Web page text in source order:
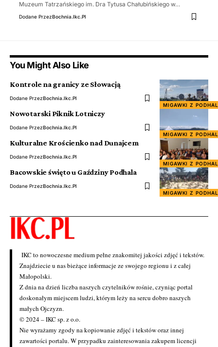
Muzeum Tatrzańskiego im. Dra Tytusa Chałubińskiego w…
Dodane PrzezBochnia.ikc.pl
You Might Also Like
MIGAWKI Z
Kontrole na granicy ze Słowacją
Dodane PrzezBochnia.ikc.pl
MIGAWKI Z
Nowotarski Piknik Lotniczy
Dodane PrzezBochnia.ikc.pl
MIGAWKI Z
Kulturalne Krościenko nad Dunajcem
Dodane PrzezBochnia.ikc.pl
MIGAWKI Z
Bacowskie święto u Gaździny Podhala
Dodane PrzezBochnia.ikc.pl
IKC to nowoczesne medium pełne znakomitej jakości zdjęć i tekstów.
Znajdziecie u nas bieżące informacje ze swojego regionu i z całej
Małopolski.
Z dnia na dzień liczba naszych czytelników rośnie, czyniąc portal
doskonałym miejscem ludzi, którym leży na sercu dobro naszych
małych Ojczyzn.
© 2024 – IKC sp. z o.o.
Nie wyrażamy zgody na kopiowanie zdjęć i tekstów oraz innej
zawartości portalu. W przypadku zainteresowania zakupem licencji